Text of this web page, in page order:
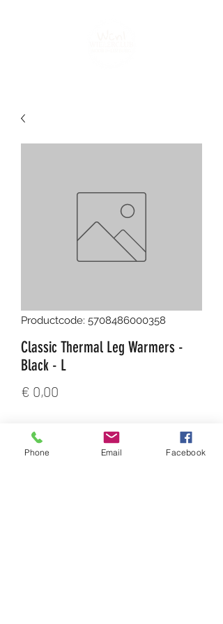
Productcode: 5708486000358
Classic Thermal Leg Warmers -
Black - L
€ 0,00
Aantal
Phone Email Facebook